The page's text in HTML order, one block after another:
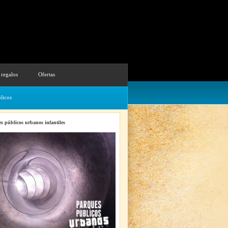
Ofertas
públicos urbanos infantiles